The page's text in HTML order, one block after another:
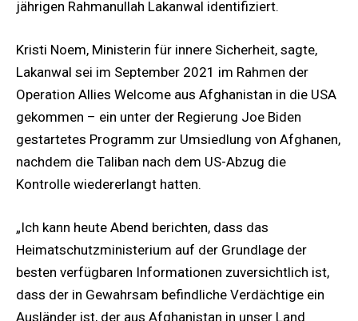
jährigen Rahmanullah Lakanwal identifiziert.
Kristi Noem, Ministerin für innere Sicherheit, sagte,
Lakanwal sei im September 2021 im Rahmen der
Operation Allies Welcome aus Afghanistan in die USA
gekommen – ein unter der Regierung Joe Biden
gestartetes Programm zur Umsiedlung von Afghanen,
nachdem die Taliban nach dem US-Abzug die
Kontrolle wiedererlangt hatten.
„Ich kann heute Abend berichten, dass das
Heimatschutzministerium auf der Grundlage der
besten verfügbaren Informationen zuversichtlich ist,
dass der in Gewahrsam befindliche Verdächtige ein
Ausländer ist, der aus Afghanistan in unser Land